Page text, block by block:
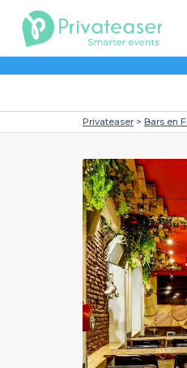
Privateaser Bars en